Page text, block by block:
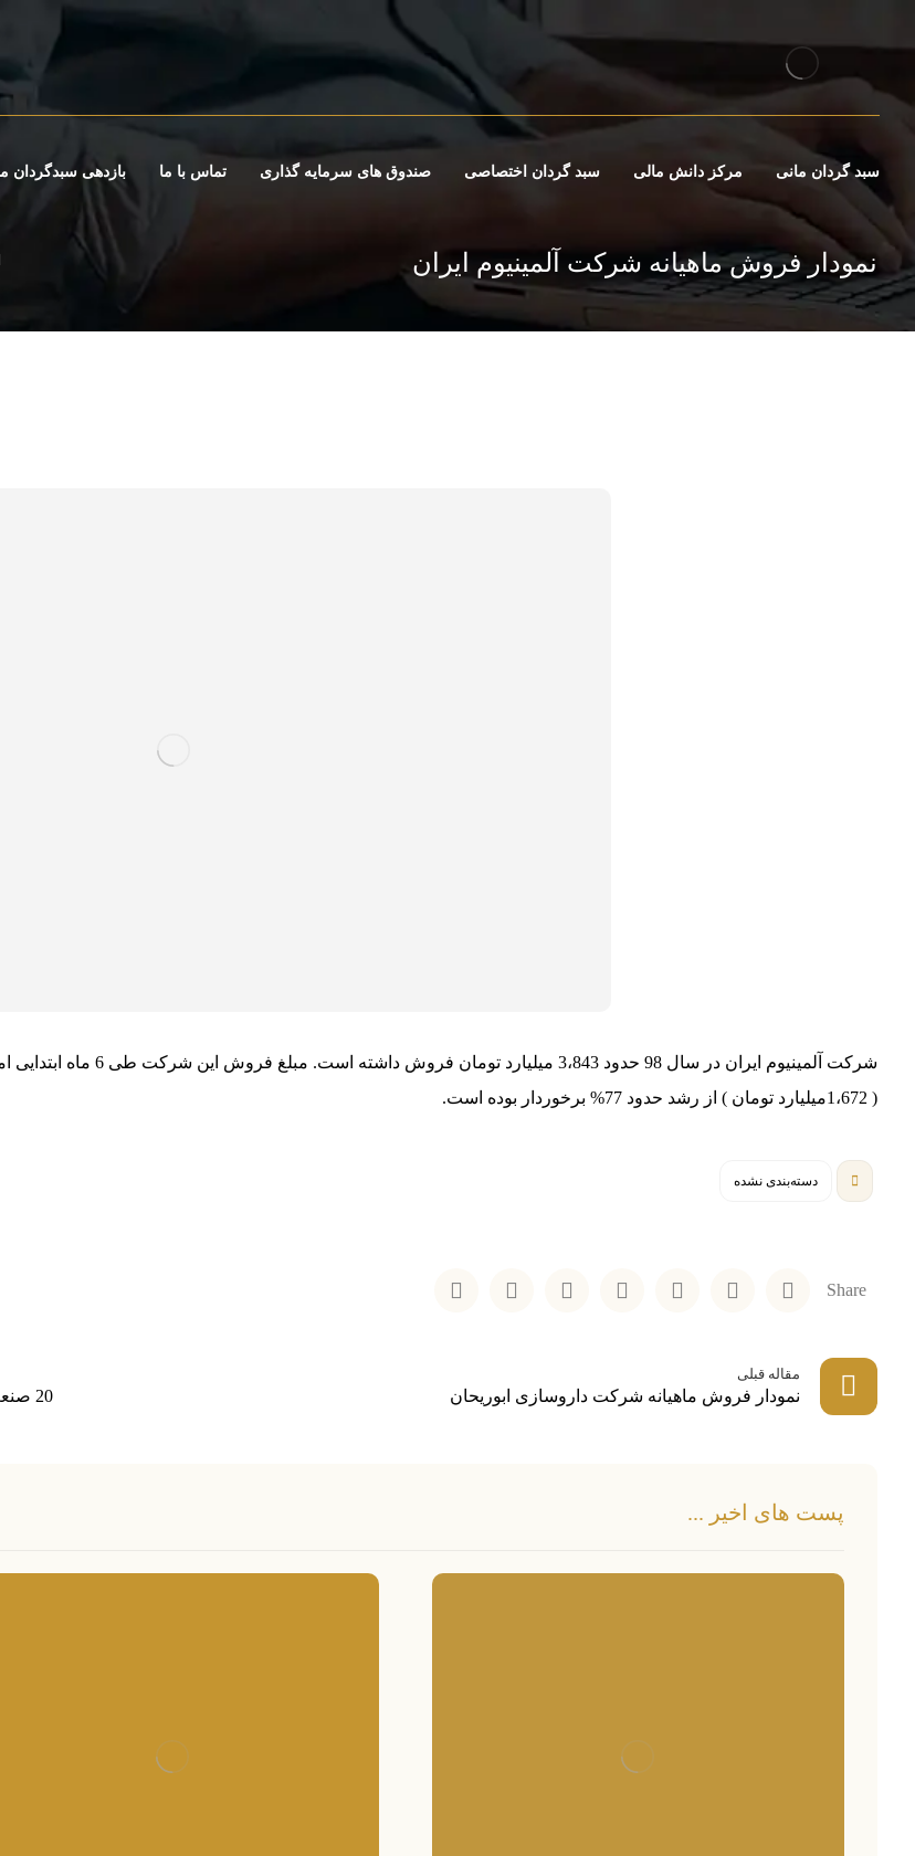
سبد گردان مانی مرکز دانش مالی سبد گردان اختصاصی صندوق های سرمایه گذاری تماس با ما بازدهی سبدگردان
نمودار فروش ماهیانه شرکت آلمینیوم ایران
( 1،672میلیارد تومان ) از رشد حدود 77% برخوردار بوده است.
دسته‌بندی نشده
مقاله قبلی
نمودار فروش ماهیانه شرکت داروسازی ابوریحان 20 صنعت با بیشترین خالص ورود و خروج حقیقی ها در تاریخ 1399/07/06
پست های اخیر ...